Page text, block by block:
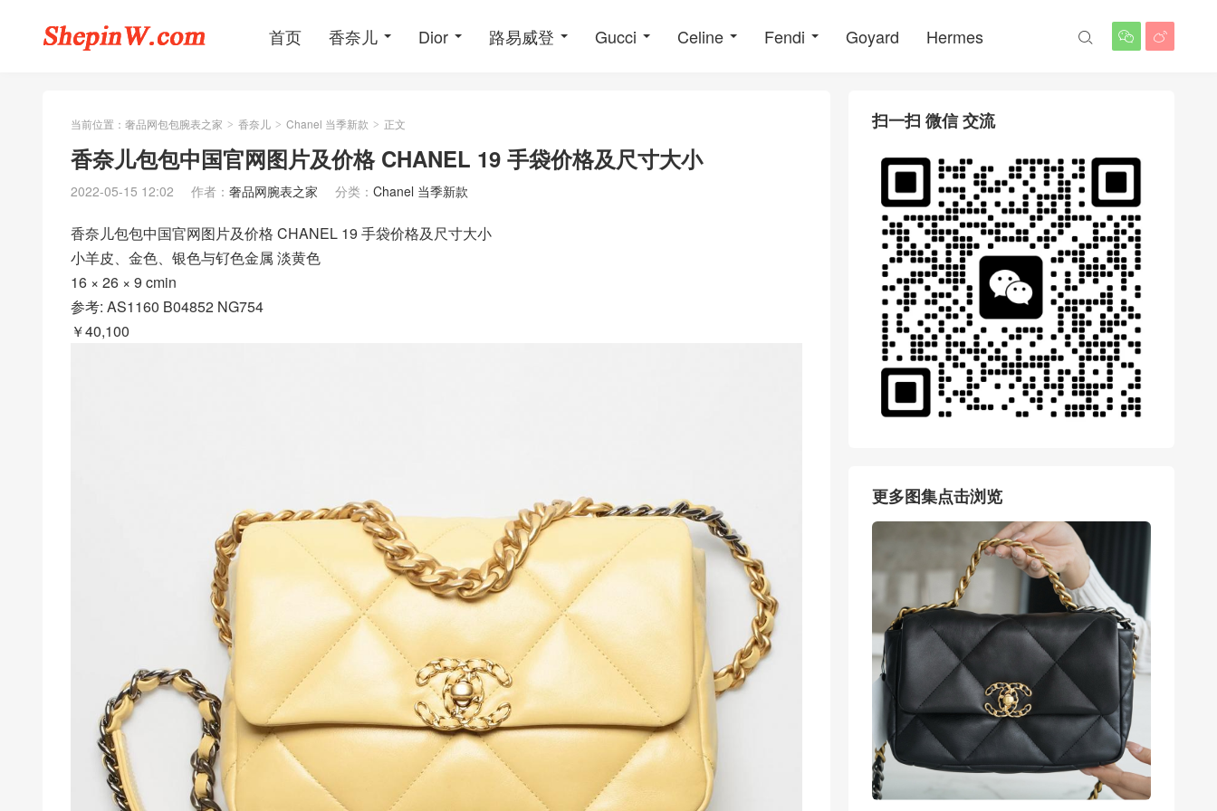
首页 香奈儿 Dior 路易威登 Gucci Celine Fendi Goyard Hermes  

当前位置： 奢品网包包腕表之家 > 香奈儿 > Chanel 当季新款 > 正文
香奈儿包包中国官网图片及价格 CHANEL 19 手袋价格及尺寸大小
2022-05-15 12:02 作者： 奢品网腕表之家 分类： Chanel 当季新款
香奈儿包包中国官网图片及价格 CHANEL 19 手袋价格及尺寸大小
小羊皮、金色、银色与钌色金属 淡黄色
16 × 26 × 9 cmin
参考: AS1160 B04852 NG754
￥40,100
扫一扫 微信 交流
更多图集点击浏览